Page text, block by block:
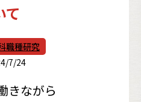
て
職種研究
7/24
きながら